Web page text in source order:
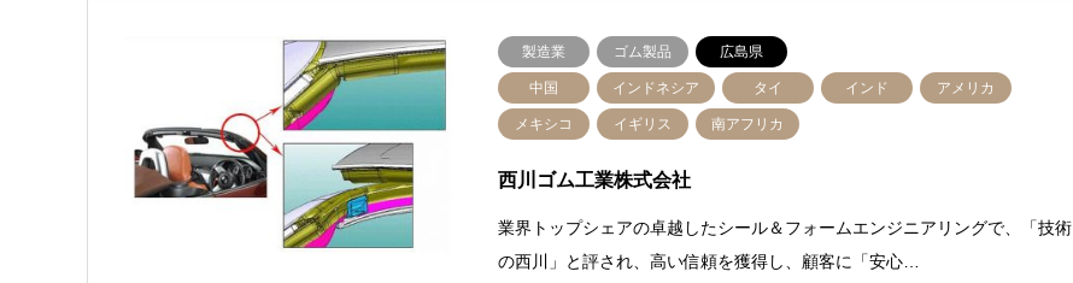
製造業 ゴム製品 広島県
中国 インドネシア タイ インド アメリカ
メキシコ イギリス 南アフリカ
西川ゴム工業株式会社
業界トップシェアの卓越したシール＆フォームエンジニアリングで、「技術
の西川」と評され、高い信頼を獲得し、顧客に「安心…